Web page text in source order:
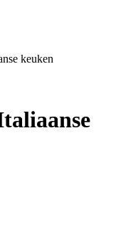
keuken